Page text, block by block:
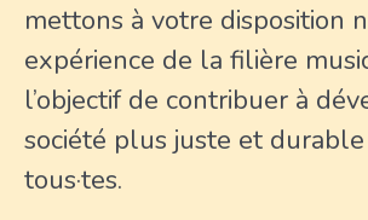
mettons à votre disposition
expérience de la filière
l’objectif de contribuer à
société plus juste et
tous·tes.